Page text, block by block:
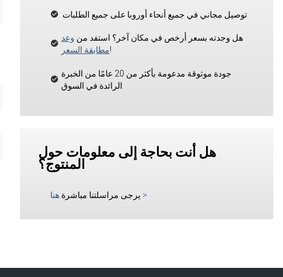
توصيل مجاني في جميع أنحاء أوروبا على جميع الطلبات
هل وجدته بسعر أرخص في مكان آخر؟ استفد من وعد
مطابقة السعر!
جودة موثوقة مدعومة بأكثر من 20 عامًا من الخبرة
الرائدة في السوق
هل أنت بحاجة إلى معلومات حول
المنتوج؟
يرجى مراسلتنا مباشرة هنا >